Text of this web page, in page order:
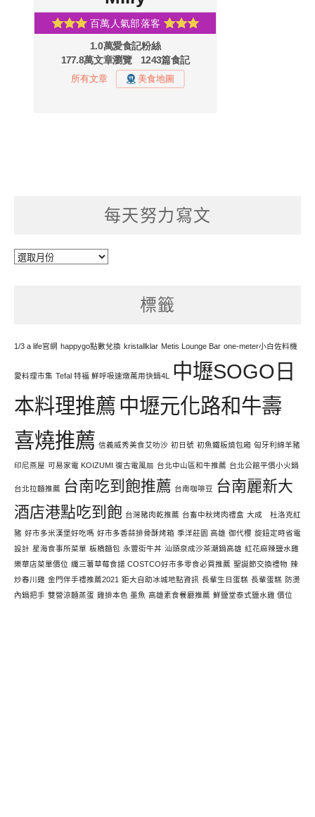
每天努力寫文
每
標籤
1/3 a life官網 happygo點數兌換 kristallklar Metis Lounge Bar one-meter小白佐料機
愛料理市集 Tefal 特福 鮮呼吸速燉萬用快鍋4L
中壢SOGO日
本料理推薦 中壢元化路和牛壽
喜燒推薦 信義威秀美食艾叻沙 初日號 初魚鐵板燒包廂 匈牙利綿羊豬
印尼燕屋 可易家電 KOIZUMI 復古電風扇 台北中山區和牛推薦 台北公館平價小火鍋
台北拉麵推薦 台南吃到飽推薦 台南咖啡豆
台南麗新大
酒店港點吃到飽 台灣豬肉乾推薦 台畜中秋烤肉禮盒 大成 杜洛克紅
豬 好市多米漢堡好吃嗎 好市多香蒜排骨酥烤箱 季洋莊園 高雄 御代櫻 旋鈕定時省電
設計 星海食事所菜單 板橋麵包 永豐街牛丼 汕頭泉成沙茶潮鍋高雄 紅花麻辣鹽水雞
樂華店菜單價位 纖三薯草莓食譜 COSTCO好市多零食必買推薦 聖誕節交換禮物 辣
炒春川雞 金門伴手禮推薦2021 鉅大自助冰城地點資訊 長輩生日蛋糕 長輩蛋糕 防燙
內鍋把手 雙營涼麵蒸蛋 雞排本色 墨魚 高雄素食餐廳推薦 鮮鹽堂泰式鹽水雞 價位